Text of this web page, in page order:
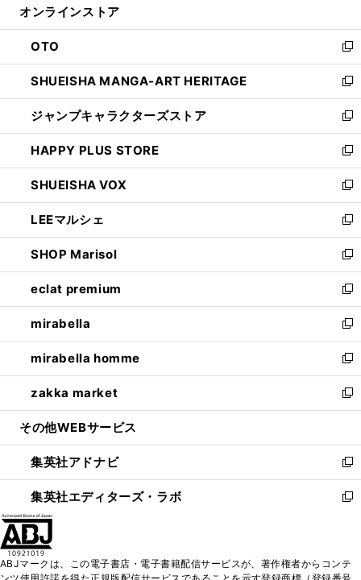
ウ
で
開
く
ン
ド
ウ
で
開
く
オンラインストア
OTO
新
し
い
ウ
ィ
ン
ド
ウ
で
開
く
SHUEISHA MANGA-ART HERITAGE
新
し
い
ウ
ィ
ン
ド
ウ
で
開
く
ジャンプキャラクターズストア
新
し
い
ウ
ィ
ン
ド
ウ
で
開
く
HAPPY PLUS STORE
新
し
い
ウ
ィ
ン
ド
ウ
で
開
く
SHUEISHA VOX
新
し
い
ウ
ィ
ン
ド
ウ
で
開
く
LEEマルシェ
新
し
い
ウ
ィ
ン
ド
ウ
で
開
く
SHOP Marisol
新
し
い
ウ
ィ
ン
ド
ウ
で
開
eclat premium
新
し
い
ウ
ィ
ン
ド
ウ
開
く
mirabella
新
し
い
ウ
ィ
ン
ウ
で
開
く
mirabella homme
新
し
い
ウ
ン
ド
ウ
で
zakka market
新
し
ウ
ィ
ン
ド
く
その他WEBサービス
集英社アドナビ
新
し
い
ド
集英社エディターズ・ラボ
新
ィ
ABJマークは、この電子書店・電子書籍配信サービスが、著作権者からコンテ